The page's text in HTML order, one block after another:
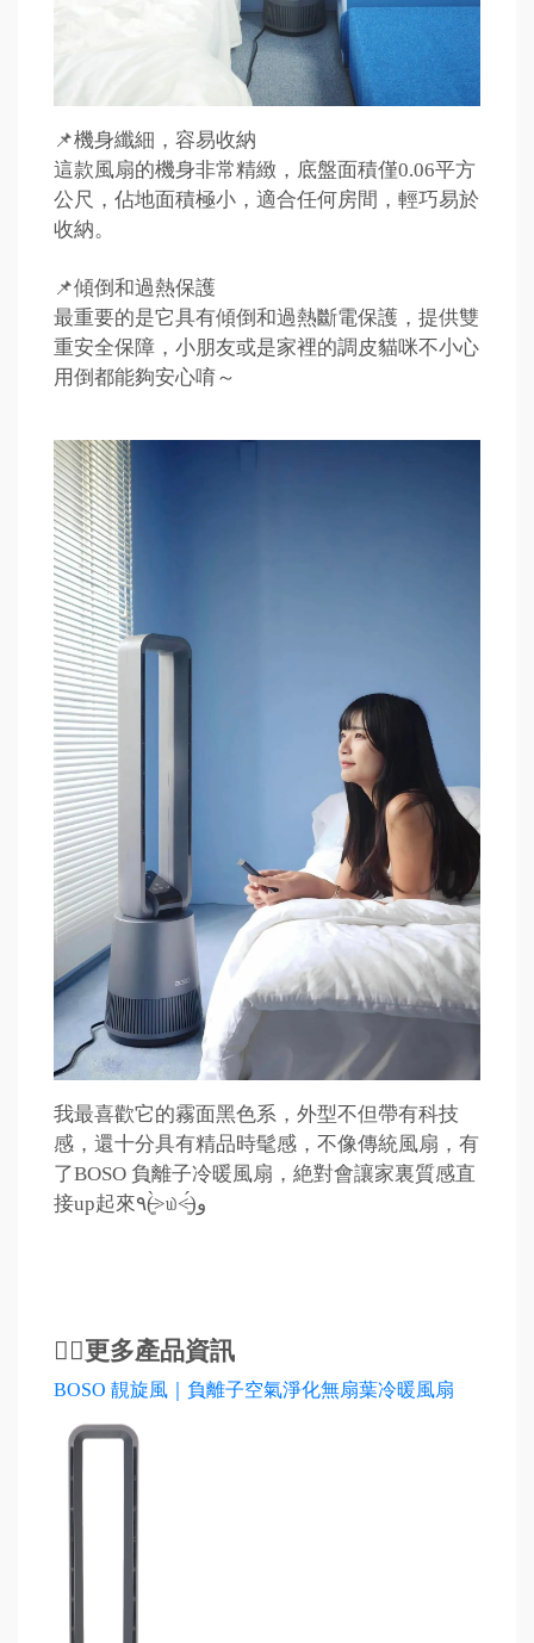
📌機身纖細，容易收納
這款風扇的機身非常精緻，底盤面積僅0.06平方
公尺，佔地面積極小，適合任何房間，輕巧易於
收納。
📌傾倒和過熱保護
最重要的是它具有傾倒和過熱斷電保護，提供雙
重安全保障，小朋友或是家裡的調皮貓咪不小心
用倒都能夠安心唷～
我最喜歡它的霧面黑色系，外型不但帶有科技
感，還十分具有精品時髦感，不像傳統風扇，有
了BOSO 負離子冷暖風扇，絶對會讓家裏質感直
接up起來٩(˃̶͈̀௰˂̶͈́)و
👉🏻更多產品資訊
BOSO 靚旋風｜負離子空氣淨化無扇葉冷暖風扇